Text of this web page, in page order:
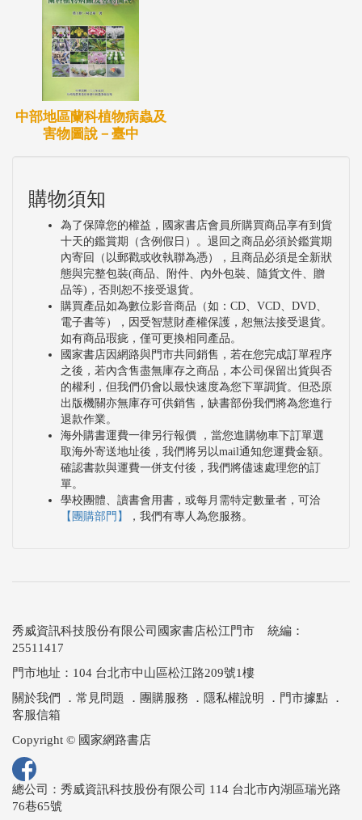
中部地區蘭科植物病蟲及
害物圖說－臺中
購物須知
為了保障您的權益，國家書店會員所購買商品享有到貨
十天的鑑賞期（含例假日）。退回之商品必須於鑑賞期
內寄回（以郵戳或收執聯為憑），且商品必須是全新狀
態與完整包裝(商品、附件、內外包裝、隨貨文件、贈
品等)，否則恕不接受退貨。
購買產品如為數位影音商品（如：CD、VCD、DVD、
電子書等），因受智慧財產權保護，恕無法接受退貨。
如有商品瑕疵，僅可更換相同產品。
國家書店因網路與門市共同銷售，若在您完成訂單程序
之後，若內含售盡無庫存之商品，本公司保留出貨與否
的權利，但我們仍會以最快速度為您下單調貨。但恐原
出版機關亦無庫存可供銷售，缺書部份我們將為您進行
退款作業。
海外購書運費一律另行報價 ，當您進購物車下訂單選
取海外寄送地址後，我們將另以mail通知您運費金額。
確認書款與運費一併支付後，我們將儘速處理您的訂
單。
學校團體、讀書會用書，或每月需特定數量者，可洽
【團購部門】
，我們有專人為您服務。
秀威資訊科技股份有限公司國家書店松江門市 統編：
25511417
門市地址：104 台北市中山區松江路209號1樓
關於我們
． 常見問題 ． 團購服務 ． 隱私權說明 ． 門市據點 ．
客服信箱
Copyright © 國家網路書店
總公司：秀威資訊科技股份有限公司 114 台北市內湖區瑞光路
76巷65號